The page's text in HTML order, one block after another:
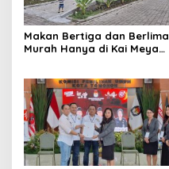
Makan Bertiga dan Berlima
Murah Hanya di Kai Meya